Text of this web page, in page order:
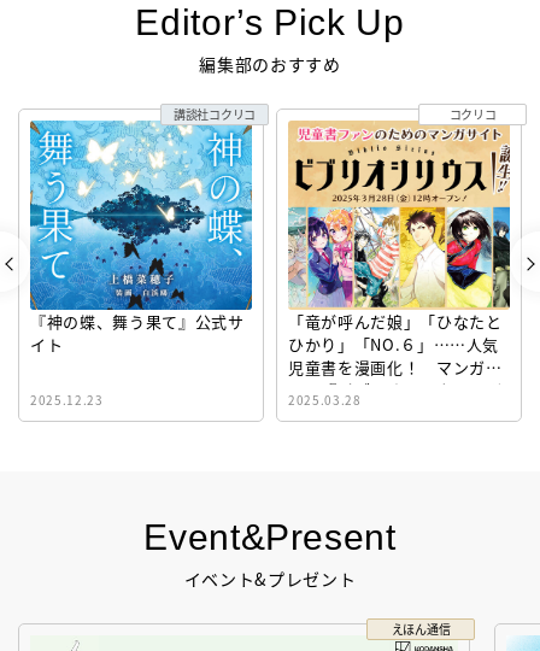
Event&Present
イベント&プレゼント
えほん通信
Editor’s Pick Up
編集部のおすすめ
『神の蝶、舞う果て』公式サ
イト
2025.12.23
講談社コクリコ
「竜が呼んだ娘」「ひなたと
ひかり」「NO.６」……人気
児童書を漫画化！ マンガサ
イト『ビブリオシリウス』誕
生！
2025.03.28
コクリコ